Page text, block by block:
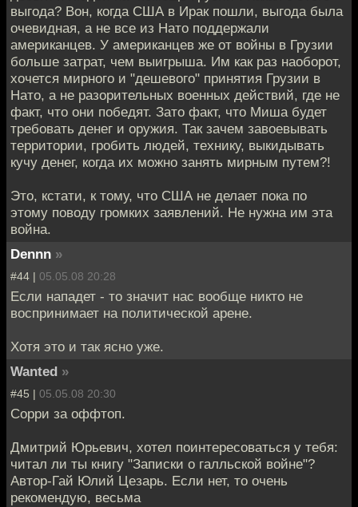
выгода? Вон, когда США в Ирак пошли, выгода была
очевидная, а не все из Нато поддержали
американцев. У американцев же от войны в Грузии
больше затрат, чем выигрыша. Им как раз наоборот,
хочется мирного и "дешевого" принятия Грузии в
Нато, а не разорительных военных действий, где не
факт, что они победят. Зато факт, что Миша будет
требовать денег и оружия. Так зачем завоевывать
территории, гробить людей, технику, выкидывать
кучу денег, когда их можно занять мирным путем?!
Это, кстати, к тому, что США не делает пока по
этому поводу громких заявлений. Не нужна им эта
война.
Dennn »
#44 | 05.05.08 20:28
Если нападет - то значит нас вообще никто не
воспринимает на политической арене.
Хотя это и так ясно уже.
Wanted »
#45 | 05.05.08 20:30
Сорри за оффтоп.
Дмитрий Юрьевич, хотел поинтересоваться у тебя:
читал ли ты книгу "Записки о галльской войне"?
Автор-Гай Юлий Цезарь. Если нет, то очень
рекомендую, весьма